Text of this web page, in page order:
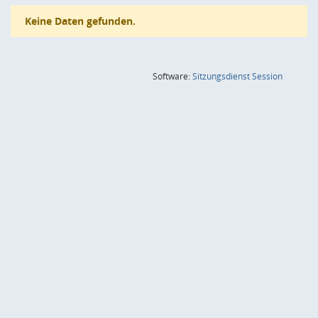
Keine Daten gefunden.
Software:SitzungsdienstSession(Wird in